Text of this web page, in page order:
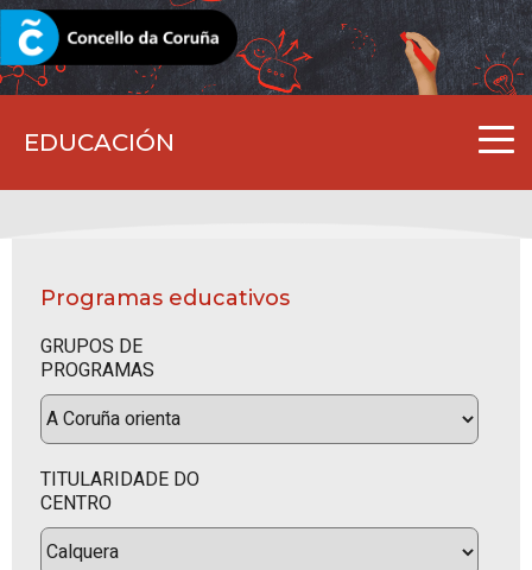
EDUCACIÓN
CORUNA.GAL
Programas educativos
GRUPOS DE
PROGRAMAS
TITULARIDADE DO
CENTRO